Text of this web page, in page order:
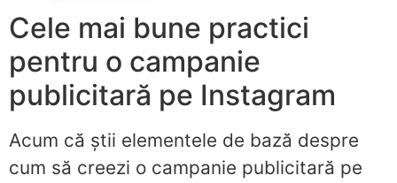
Cele mai bune practici
pentru o campanie
publicitară pe Instagram
Acum că știi elementele de bază despre
cum să creezi o campanie publicitară pe